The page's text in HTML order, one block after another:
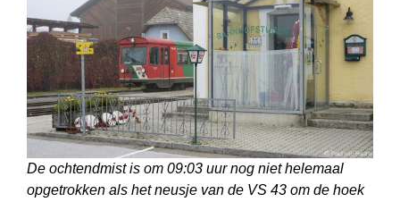
De ochtendmist is om 09:03 uur nog niet helemaal
opgetrokken als het neusje van de VS 43 om de hoek